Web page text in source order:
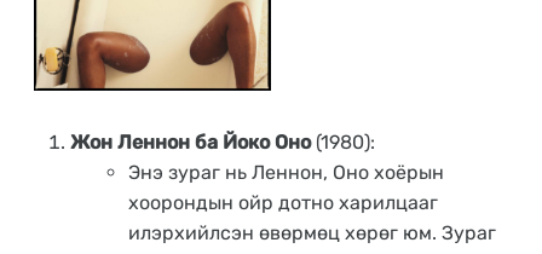
Жон Леннон ба Йоко Оно(1980):
Энэ зураг нь Леннон, Оно хоёрын
хоорондын ойр дотно харилцааг
илэрхийлсэн өвөрмөц хөрөг юм. Зураг